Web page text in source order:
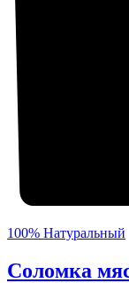
100% Натуральный
Соломка